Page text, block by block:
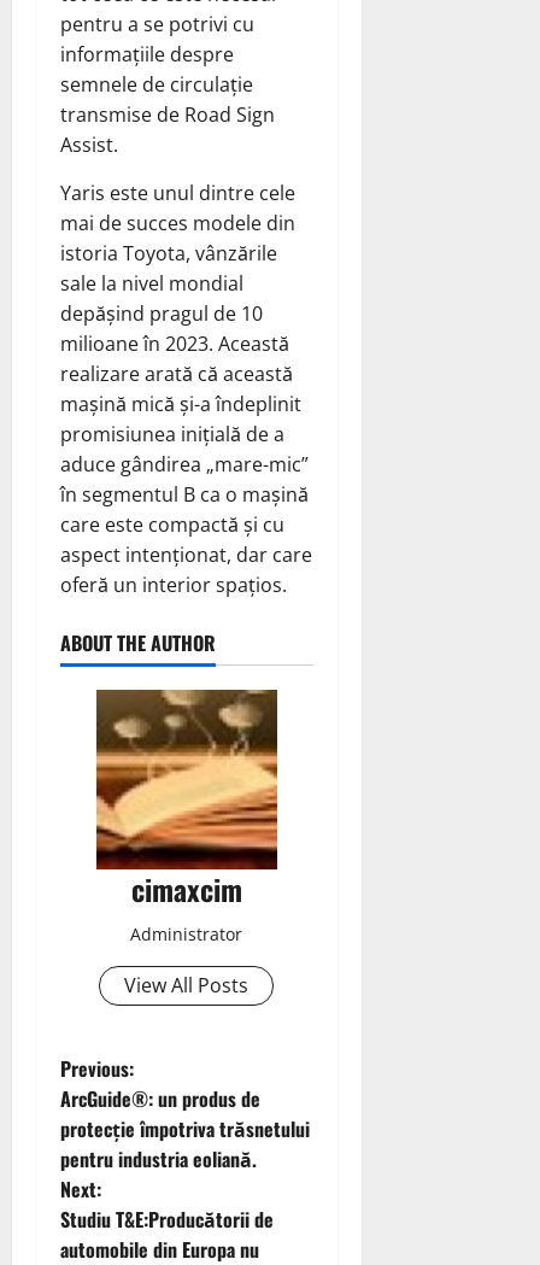
pentru a se potrivi cu
informațiile despre
semnele de circulație
transmise de Road Sign
Assist.
Yaris este unul dintre cele
mai de succes modele din
istoria Toyota, vânzările
sale la nivel mondial
depășind pragul de 10
milioane în 2023. Această
realizare arată că această
mașină mică și-a îndeplinit
promisiunea inițială de a
aduce gândirea „mare-mic”
în segmentul B ca o mașină
care este compactă și cu
aspect intenționat, dar care
oferă un interior spațios.
ABOUT THE AUTHOR
cimaxcim
Administrator
View All Posts
P
o
s
t
Previous:
ArcGuide®: un produs de
protecție împotriva trăsnetului
pentru industria eoliană.
Next:
Studiu T&E:Producătorii de
automobile din Europa nu